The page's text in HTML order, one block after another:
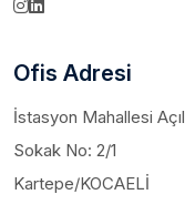
Ofis Adresi
İstasyon Mahallesi Açıl
Sokak No: 2/1
Kartepe/KOCAELİ